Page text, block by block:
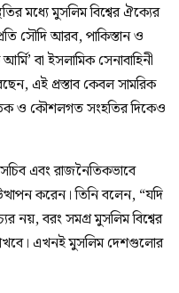
মধ্যে মুসলিম বিশ্বের ঐক্যের
সৌদি আরব, পাকিস্তান ও
বা ইসলামিক সেনাবাহিনী
এই প্রস্তাব কেবল সামরিক
ও কৌশলগত সংহতির দিকেও
এবং রাজনৈতিকভাবে
করেন। তিনি বলেন, “যদি
নয়, বরং সমগ্র মুসলিম বিশ্বের
রাখবে। এখনই মুসলিম দেশগুলোর